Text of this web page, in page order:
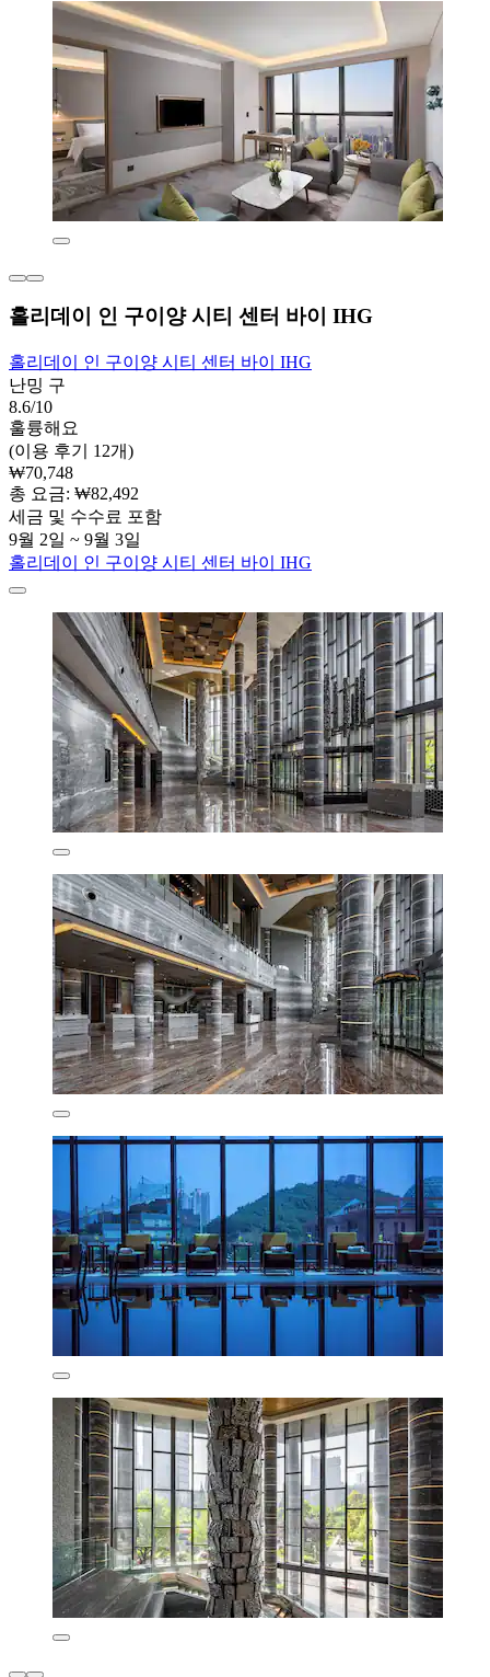
홀리데이 인 구이양 시티 센터 바이 IHG
홀리데이 인 구이양 시티 센터 바이 IHG
난밍 구
8.6/10
훌륭해요
(이용 후기 12개)
₩70,748
총 요금: ₩82,492
세금 및 수수료 포함
9월 2일 ~ 9월 3일
홀리데이 인 구이양 시티 센터 바이 IHG